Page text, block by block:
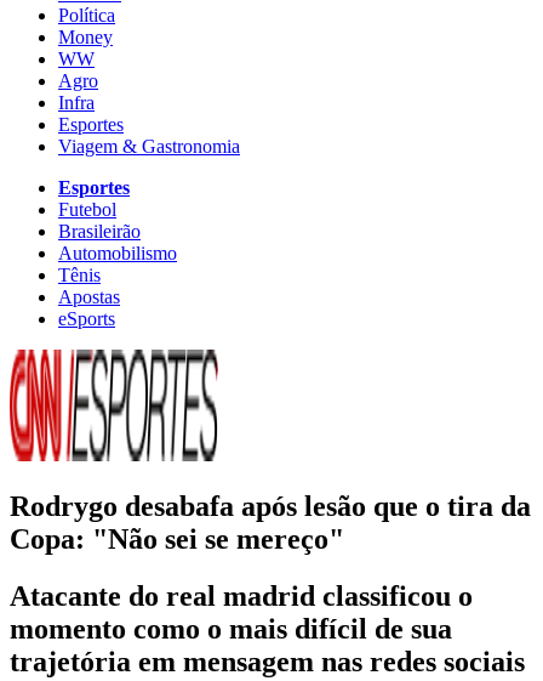
Política
Money
WW
Agro
Infra
Esportes
Viagem & Gastronomia
Esportes
Futebol
Brasileirão
Automobilismo
Tênis
Apostas
eSports
Rodrygo desabafa após lesão que o tira da
Copa: "Não sei se mereço"
Atacante do real madrid classificou o
momento como o mais difícil de sua
trajetória em mensagem nas redes sociais